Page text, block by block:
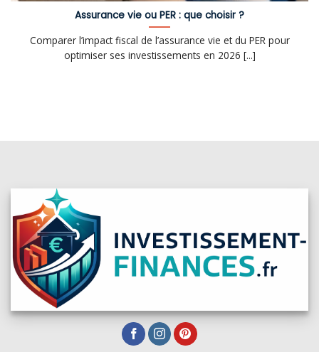
Assurance vie ou PER : que choisir ?
Comparer l’impact fiscal de l’assurance vie et du PER pour
optimiser ses investissements en 2026 [...]